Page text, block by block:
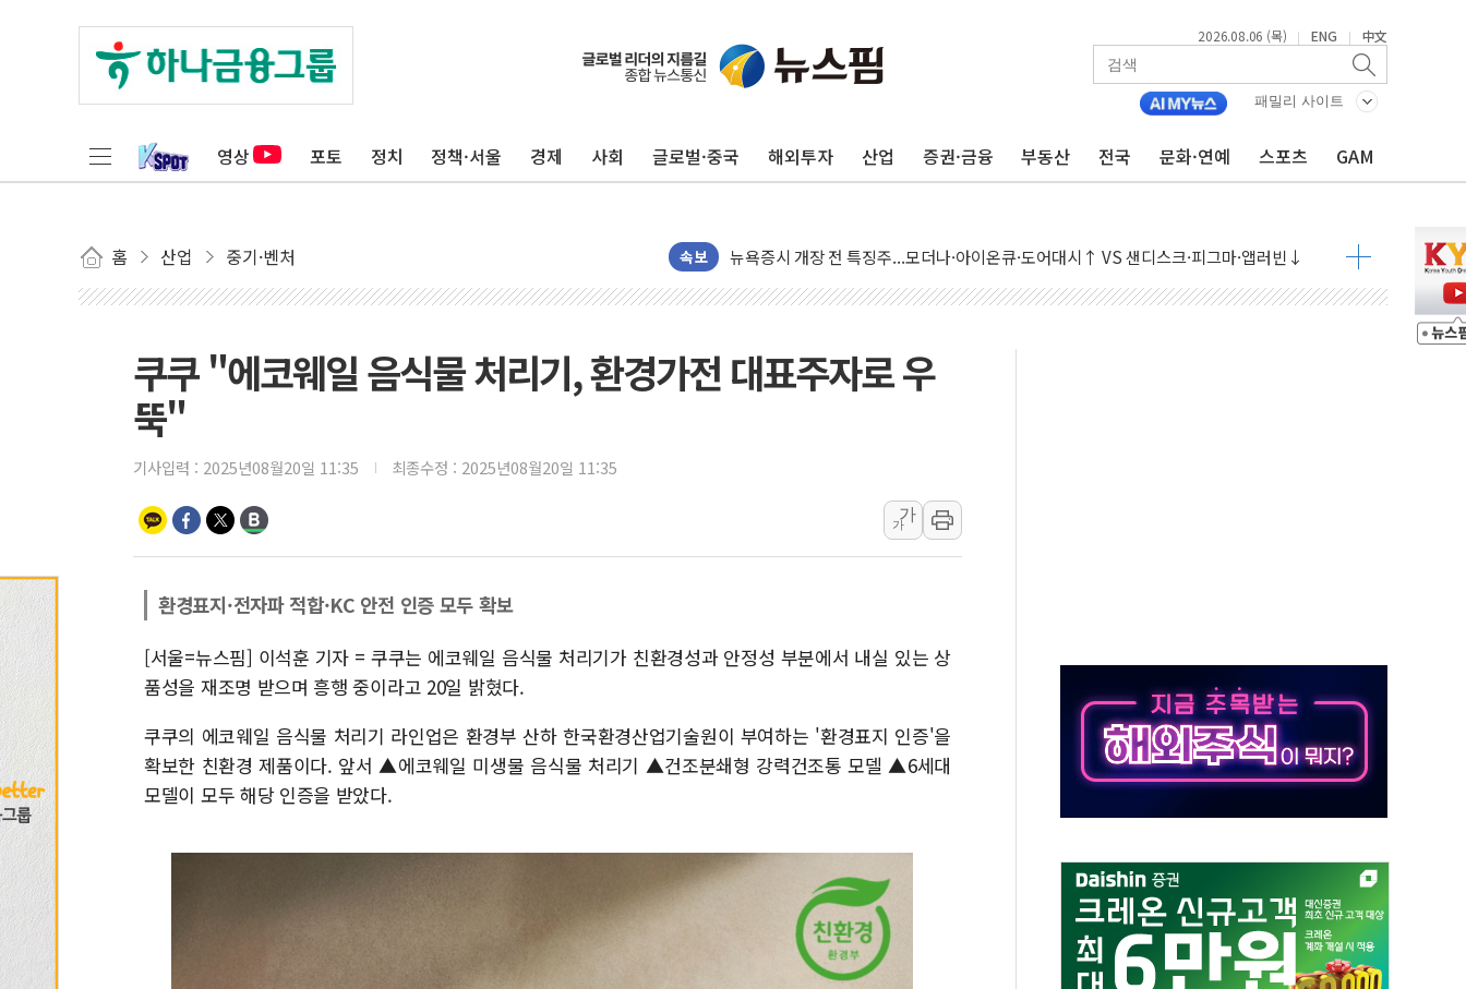
2026.08.06 (목) | ENG | 中文
패밀리 사이트
영상 포토 정치 정책·서울 경제 사회 글로벌·중국 해외투자 산업 증권·금융 부동산 전국 문화·연예 스포츠 GAM
홈 산업 중기·벤처 속보
김정관 장관 "영업이익 N% 성과급 반대…상법·자본시장법 개정 논의"
뉴욕증시 프리뷰, 미 주가선물 AI주 차익실현 속 혼조세...웨스턴디지털·샌디스크↓
금값 7주 만에 최고…美 고용 둔화·호르무즈 재개방 기대에 강세
[인도증시] 중동 긴장 완화에 실적 호조까지, 상승...호실적 보고 기업 상승세 뚜렷
양주 섬유염색공장서 화재 1명 중상…대응 1단계 진압 중
김정관 산업부 장관 "주 52시간 손봐야, 경쟁상대 中과 비교해야"
우크라 드론 전술, 중남미 콜롬비아에 새 안보 위기… 반군·마약카르텔이 습득해 전투 활용
주한미군 "오산기지 누출, 백린 아닌 무해한 표면 부식 물질"
구미 폐염산처리업체서 불 2시간30여분만에 진화...외국인 노동자 숨져
해군과 함께하는 '불금전파, 송정' 시즌2
강원도 폭염특보 11일째…온열질환·가축 피해 최소화 '총력 대응'
쿠쿠 "에코웨일 음식물 처리기, 환경가전 대표주자로 우
뚝"
기사입력 : 2025년08월20일 11:35 최종수정 : 2025년08월20일 11:35
가
가
환경표지·전자파 적합·KC 안전 인증 모두 확보
[서울=뉴스핌] 이석훈 기자 = 쿠쿠는 에코웨일 음식물 처리기가 친환경성과 안정성 부분에서 내실 있는 상
품성을 재조명 받으며 흥행 중이라고 20일 밝혔다.
쿠쿠의 에코웨일 음식물 처리기 라인업은 환경부 산하 한국환경산업기술원이 부여하는 '환경표지 인증'을
확보한 친환경 제품이다. 앞서 ▲에코웨일 미생물 음식물 처리기 ▲건조분쇄형 강력건조통 모델 ▲6세대
모델이 모두 해당 인증을 받았다.